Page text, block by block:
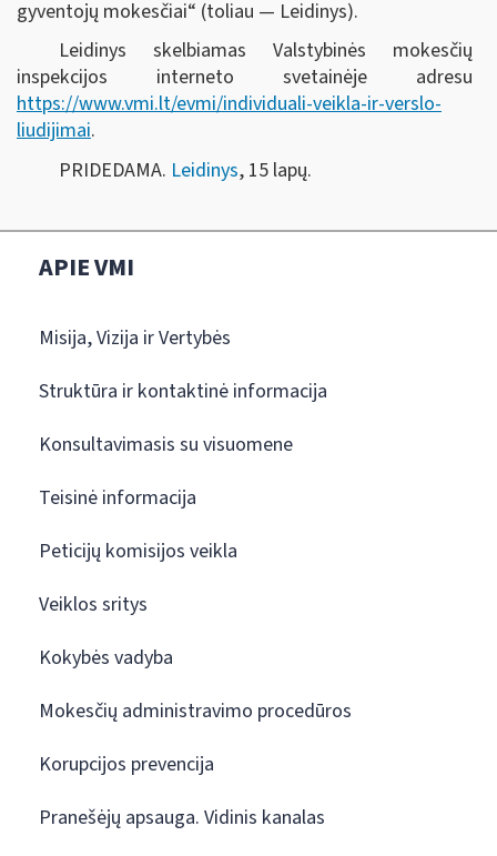
gyventojų mokesčiai“ (toliau — Leidinys).
Leidinys skelbiamas Valstybinės mokesčių
inspekcijos interneto svetainėje adresu
https://www.vmi.lt/evmi/individuali-veikla-ir-verslo-
liudijimai.
PRIDEDAMA. Leidinys, 15 lapų.
APIE VMI
Misija, Vizija ir Vertybės
Struktūra ir kontaktinė informacija
Konsultavimasis su visuomene
Teisinė informacija
Peticijų komisijos veikla
Veiklos sritys
Kokybės vadyba
Mokesčių administravimo procedūros
Korupcijos prevencija
Pranešėjų apsauga. Vidinis kanalas